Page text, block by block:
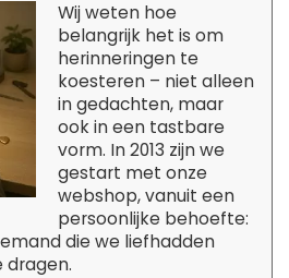
Wij weten hoe
belangrijk het is om
herinneringen te
koesteren – niet alleen
in gedachten, maar
ook in een tastbare
vorm. In 2013 zijn we
gestart met onze
webshop, vanuit een
persoonlijke behoefte:
die we liefhadden
dragen.